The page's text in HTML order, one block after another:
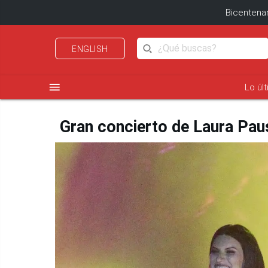
ENGLISH
menu Lo
Gran concierto de Laura